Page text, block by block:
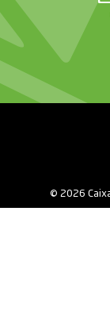
© 2026